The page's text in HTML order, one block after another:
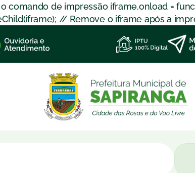
comando de impressão iframe.onload =
// Remove o iframe após a